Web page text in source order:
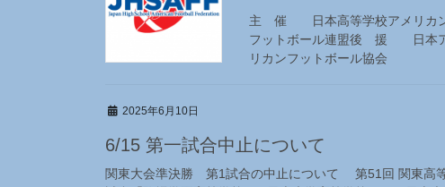
主 催 日本高等学校アメリカ
フットボール連盟後 援 日
リカンフットボール協会 西
2025年6月10日
6/15 第一試合中止について
関東大会準決勝 第1試合の中止について 第51回 関東高